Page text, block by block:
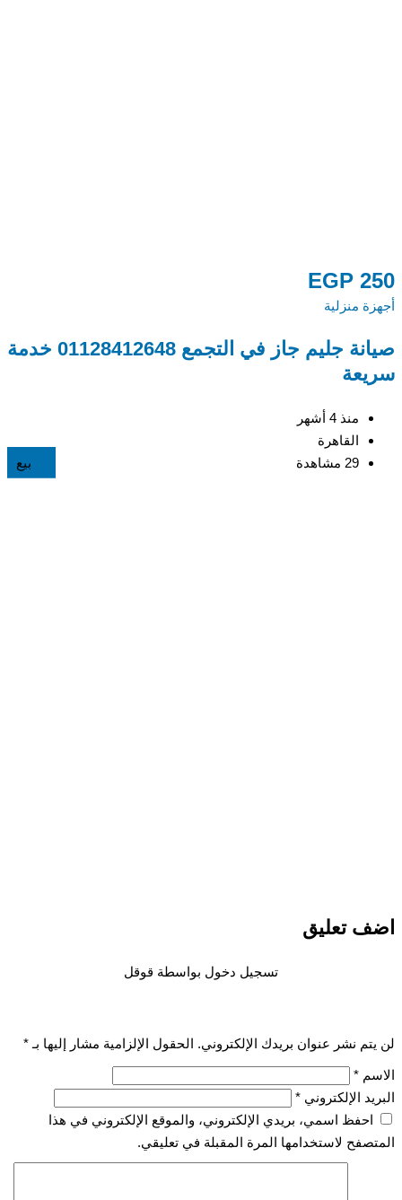
بيع
EGP 250
أجهزة منزلية
صيانة جليم جاز في التجمع 01128412648 خدمة
سريعة
منذ 4 أشهر
القاهرة
29 مشاهدة
اضف تعليق
تسجيل دخول بواسطة قوقل
لن يتم نشر عنوان بريدك الإلكتروني. الحقول الإلزامية مشار إليها بـ *
الاسم *
البريد الإلكتروني *
احفظ اسمي، بريدي الإلكتروني، والموقع الإلكتروني في هذا
المتصفح لاستخدامها المرة المقبلة في تعليقي.